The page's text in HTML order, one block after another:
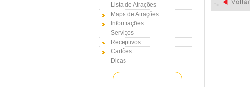
Lista de Atrações
Mapa de Atrações
Informações
Serviços
Receptivos
Cartões
Dicas